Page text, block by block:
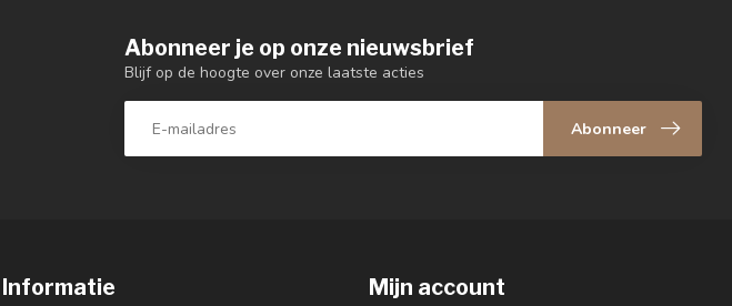
Abonneer je op onze nieuwsbrief
Blijf op de hoogte over onze laatste acties
Abonneer
Informatie Mijn account